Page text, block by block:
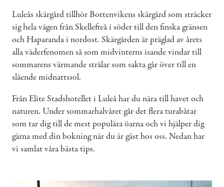
Luleås skärgård tillhör Bottenvikens skärgård som sträcker
sig hela vägen från Skellefteå i söder till den finska gränsen
och Haparanda i nordost. Skärgården är präglad av årets
alla väderfenomen så som midvinterns isande vindar till
sommarens värmande strålar som sakta går över till en
slående midnattssol.
Från Elite Stadshotellet i Luleå har du nära till havet och
naturen. Under sommarhalvåret går det flera turabåtar
som tar dig till de mest populära öarna och vi hjälper dig
gärna med din bokning när du är gäst hos oss. Nedan har
vi samlat våra bästa tips.